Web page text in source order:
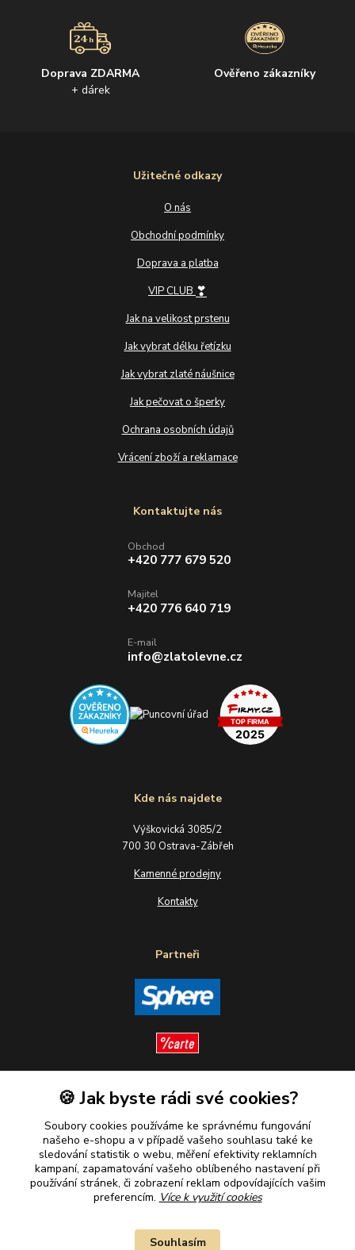
Doprava ZDARMA
+ dárek
Ověřeno zákazníky
Užitečné odkazy
O nás
Obchodní podmínky
Doprava a platba
VIP CLUB ❣
Jak na velikost prstenu
Jak vybrat délku řetízku
Jak vybrat zlaté náušnice
Jak pečovat o šperky
Ochrana osobních údajů
Vrácení zboží a reklamace
Kde nás najdete
Výškovická 3085/2
700 30 Ostrava-Zábřeh
Kamenné prodejny
Kontakty
Partneři
Sledujte nás
Plaťte u nás bezpečně
Kontaktujte nás
Obchod
+420 777 679 520
Majitel
+420 776 640 719
E-mail
info@zlatolevne.cz
🍪 Jak byste rádi své cookies?
Soubory cookies používáme ke správnému fungování
našeho e-shopu a v případě vašeho souhlasu také ke
sledování statistik o webu, měření efektivity reklamních
kampaní, zapamatování vašeho oblíbeného nastavení při
používání stránek, či zobrazení reklam odpovídajících vašim
preferencím. Více k využití cookies
Souhlasím